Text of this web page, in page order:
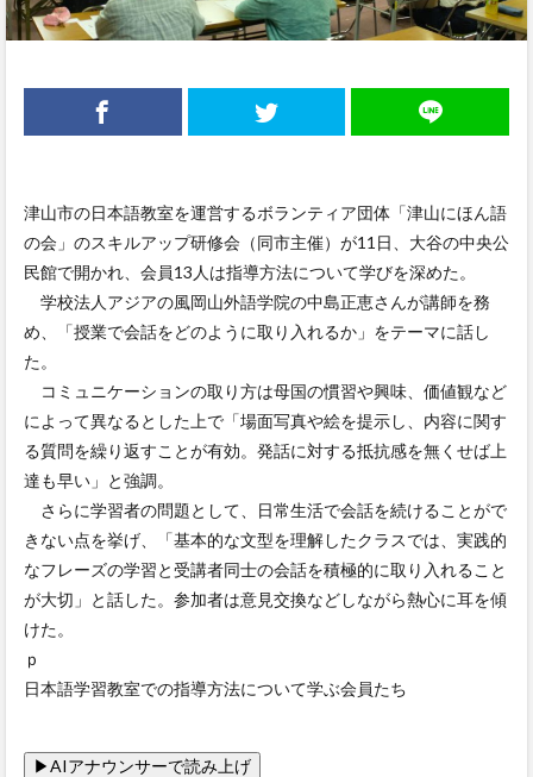
津山市の日本語教室を運営するボランティア団体「津山にほん語
の会」のスキルアップ研修会（同市主催）が11日、大谷の中央公
民館で開かれ、会員13人は指導方法について学びを深めた。
学校法人アジアの風岡山外語学院の中島正恵さんが講師を務
め、「授業で会話をどのように取り入れるか」をテーマに話し
た。
コミュニケーションの取り方は母国の慣習や興味、価値観など
によって異なるとした上で「場面写真や絵を提示し、内容に関す
る質問を繰り返すことが有効。発話に対する抵抗感を無くせば上
達も早い」と強調。
さらに学習者の問題として、日常生活で会話を続けることがで
きない点を挙げ、「基本的な文型を理解したクラスでは、実践的
なフレーズの学習と受講者同士の会話を積極的に取り入れること
が大切」と話した。参加者は意見交換などしながら熱心に耳を傾
けた。
ｐ
日本語学習教室での指導方法について学ぶ会員たち